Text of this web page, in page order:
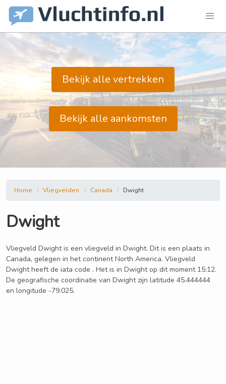
Bekijk alle vertrekken
Bekijk alle aankomsten
Home Vliegvelden Canada Dwight
Dwight
Vliegveld Dwight is een vliegveld in Dwight. Dit is een plaats in
Canada, gelegen in het continent North America. Vliegveld
Dwight heeft de iata code . Het is in Dwight op dit moment 15:12.
De geografische coordinatie van Dwight zijn latitude 45.444444
en longitude -79.025.